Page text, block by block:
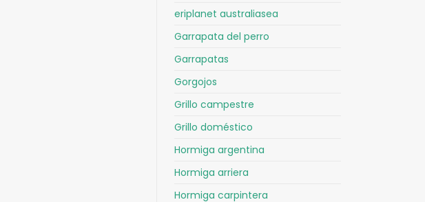
eriplanet australiasea
Garrapata del perro
Garrapatas
Gorgojos
Grillo campestre
Grillo doméstico
Hormiga argentina
Hormiga arriera
Hormiga carpintera